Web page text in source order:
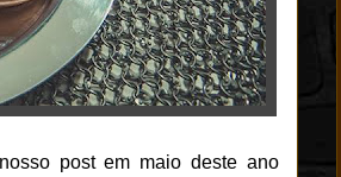
post em maio deste ano